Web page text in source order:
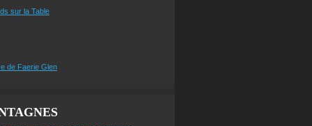
sur la Table
de Faerie Glen